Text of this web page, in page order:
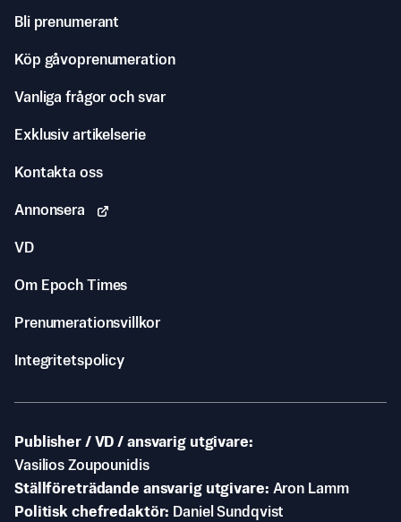
Bli prenumerant
Köp gåvoprenumeration
Vanliga frågor och svar
Exklusiv artikelserie
Kontakta oss
Annonsera
VD
Om Epoch Times
Prenumerationsvillkor
Integritetspolicy
Publisher / VD / ansvarig utgivare
Vasilios Zoupounidis
Ställföreträdande ansvarig utgivare Aron Lamm
Politisk chefredaktör
Daniel Sundqvist